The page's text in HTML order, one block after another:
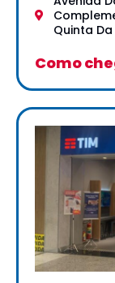
Quinta
Como